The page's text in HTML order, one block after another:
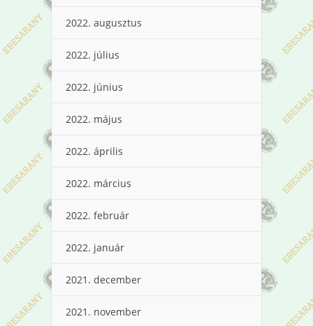
2022. augusztus
2022. július
2022. június
2022. május
2022. április
2022. március
2022. február
2022. január
2021. december
2021. november